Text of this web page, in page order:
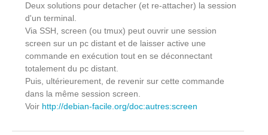
Deux solutions pour detacher (et re-attacher) la session
d'un terminal.
Via SSH, screen (ou tmux) peut ouvrir une session
screen sur un pc distant et de laisser active une
commande en exécution tout en se déconnectant
totalement du pc distant.
Puis, ultérieurement, de revenir sur cette commande
dans la même session screen.
Voir http://debian-facile.org/doc:autres:screen